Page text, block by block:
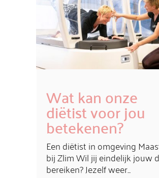
Wat kan onze
diëtist voor jou
betekenen?
Een diëtist in omgeving
bij Zlim Wil jij eindelijk jouw
bereiken? Jezelf weer...